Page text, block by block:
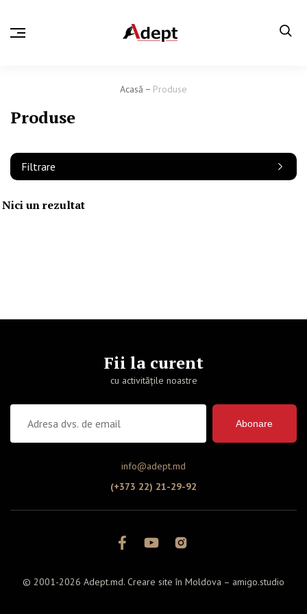
Acasă Produse
Produse
Filtrare
Nici un rezultat
Fii la curent
cu activitățile noastre
Abonare
info@adept.md
(+373 22) 21-29-92
© 2001-2026 Adept.md. Creare site în Moldova – amigo.studio